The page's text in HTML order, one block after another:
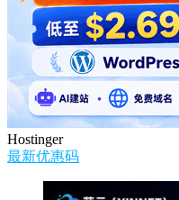
Hostinger
最新优惠码